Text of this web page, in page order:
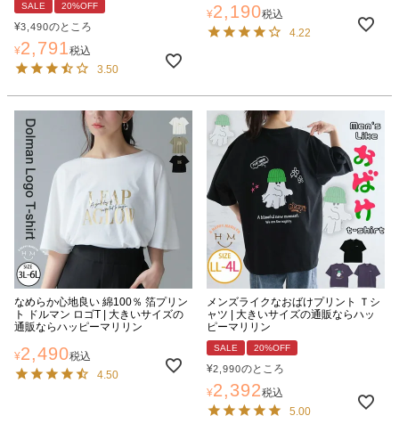
SALE 20%OFF
¥3,490のところ
¥2,791税込
3.50
¥2,190税込
4.22
なめらか心地良い 綿100％ 箔プリン
ト ドルマン ロゴT | 大きいサイズの
通販ならハッピーマリリン
¥2,490税込
4.50
メンズライクなおばけプリント Ｔシ
ャツ | 大きいサイズの通販ならハッ
ピーマリリン
SALE 20%OFF
¥2,990のところ
¥2,392税込
5.00